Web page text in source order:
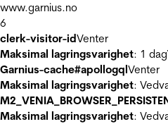
www.garnius.no
6
clerk-visitor-idVenter
Maksimal lagringsvarighet: 1 dag
Garnius-cache#apollogqlVenter
Maksimal lagringsvarighet:
Maksimal lagringsvarighet: